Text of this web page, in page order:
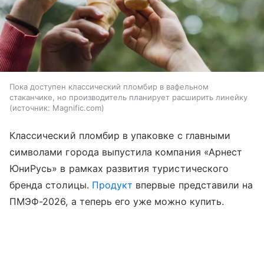
Пока доступен классический пломбир в вафельном
стаканчике, но производитель планирует расширить линейку
источник: Magnific.com
Классический пломбир в упаковке с главными
символами города выпустила компания «Арнест
ЮниРусь» в рамках развития туристического
бренда столицы. Продукт впервые представили на
ПМЭФ-2026, а теперь его уже можно купить.